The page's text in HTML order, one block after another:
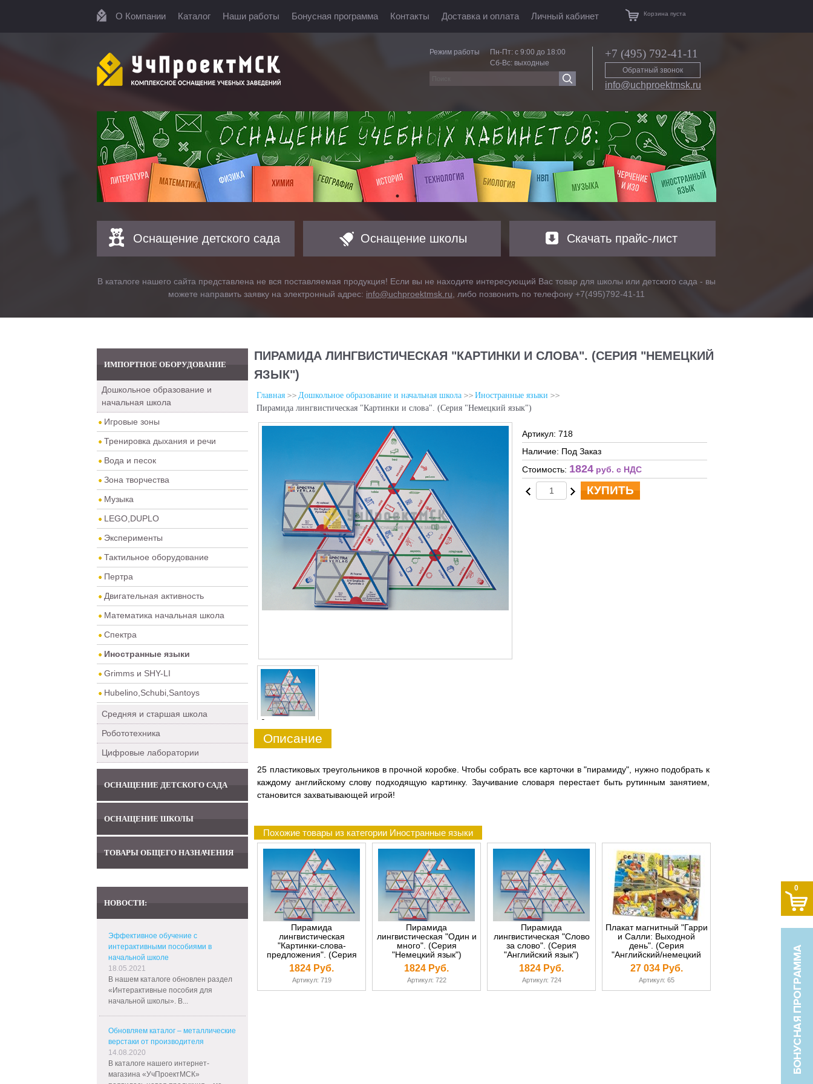
О Компании Каталог Наши работы Бонусная программа Контакты Доставка и оплата Личный кабинет Корзина пуста
Режим работы
Пн-Пт: с 9:00 до 18:00
Сб-Вс: выходные
+7 (495) 792-41-11
Обратный звонок
info@uchproektmsk.ru
Оснащение детского сада Оснащение школы Скачать прайс-лист
В каталоге нашего сайта представлена не вся поставляемая продукция! Если вы не находите интересующий Вас товар для школы или детского сада - вы
можете направить заявку на электронный адрес: info@uchproektmsk.ru , либо позвонить по телефону +7(495)792-41-11
ИМПОРТНОЕ ОБОРУДОВАНИЕ
Дошкольное образование и
начальная школа
Игровые зоны
Тренировка дыхания и речи
Вода и песок
Зона творчества
Музыка
LEGO,DUPLO
Эксперименты
Тактильное оборудование
Пертра
Двигательная активность
Математика начальная школа
Спектра
Иностранные языки
Grimms и SHY-LI
Hubelino,Schubi,Santoys
Средняя и старшая школа
Робототехника
Цифровые лаборатории
ОСНАЩЕНИЕ ДЕТСКОГО САДА
ОСНАЩЕНИЕ ШКОЛЫ
ТОВАРЫ ОБЩЕГО НАЗНАЧЕНИЯ
НОВОСТИ:
Эффективное обучение с
интерактивными пособиями в
начальной школе
18.05.2021
В нашем каталоге обновлен раздел
«Интерактивные пособия для
начальной школы». В...
Обновляем каталог – металлические
верстаки от производителя
14.08.2020
В каталоге нашего интернет-
магазина «УчПроектМСК»
ПИРАМИДА ЛИНГВИСТИЧЕСКАЯ "КАРТИНКИ И СЛОВА". (СЕРИЯ "НЕМЕЦКИЙ
ЯЗЫК")
Главная Дошкольное образование и начальная школа
Иностранные языки
Пирамида лингвистическая "Картинки и слова". (Серия "Немецкий язык")
0
Артикул: 718
Наличие: Под Заказ
Стоимость: 1824 руб. c НДС
КУПИТЬ
Описание
25 пластиковых треугольников в прочной коробке. Чтобы собрать все карточки в "пирамиду", нужно подобрать к
каждому английскому слову подходящую картинку. Заучивание словаря перестает быть рутинным занятием,
становится захватывающей игрой!
Похожие товары из категории Иностранные языки
Пирамида
лингвистическая
"Картинки-слова-
предложения". (Серия
"Немецкий язык")
1824 Руб.
Артикул: 719
Пирамида
лингвистическая "Один и
много". (Серия
"Немецкий язык")
1824 Руб.
Артикул: 722
Пирамида
лингвистическая "Слово
за слово". (Серия
"Английский язык")
1824 Руб.
Артикул: 724
Плакат магнитный "Гарри
и Салли: Выходной
день". (Серия
"Английский/немецкий
язык")
27 034 Руб.
Артикул: 65
0